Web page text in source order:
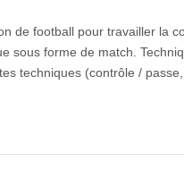
de football pour travailler la
sous forme de match.
techniques (contrôle /